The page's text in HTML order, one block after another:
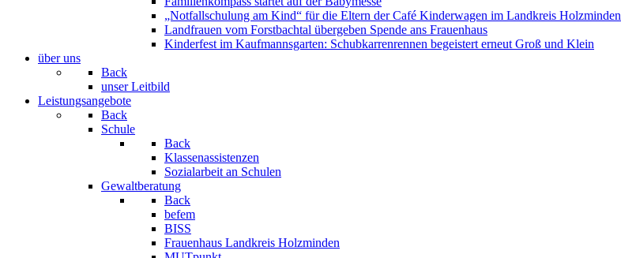
„Notfallschulung am Kind“ für die Eltern der Café Kinderwagen im Landkreis Holzminden
Landfrauen vom Forstbachtal übergeben Spende ans Frauenhaus
Kinderfest im Kaufmannsgarten: Schubkarrenrennen begeistert erneut Groß und Klein
über uns
Back
unser Leitbild
Leistungsangebote
Back
Schule
Back
Klassenassistenzen
Sozialarbeit an Schulen
Gewaltberatung
Back
befem
BISS
Frauenhaus Landkreis Holzminden